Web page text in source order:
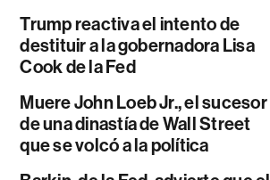
Trump reactiva el intento de
destituir a la gobernadora Lisa
Cook de la Fed
Muere John Loeb Jr., el sucesor
de una dinastía de Wall Street
que se volcó a la política